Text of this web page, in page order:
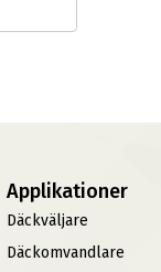
Applikationer
Däckväljare
Däckomvandlare